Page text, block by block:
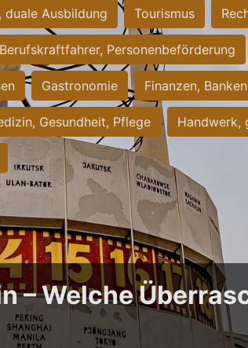
duale Ausbildung Tourismus
Berufskraftfahrer, Personenbeförderung
Gastronomie Finanzen,
Gesundheit, Pflege Handwerk,
– Welche